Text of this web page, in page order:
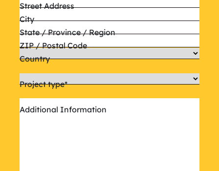
Street Address
City
State / Province / Region
ZIP / Postal Code
Country
Project type*
Additional Information